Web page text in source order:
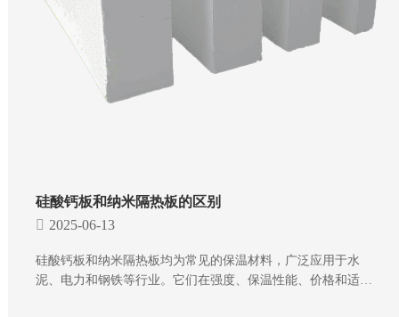
硅酸钙板和纳米隔热板的区别
2025-06-13
硅酸钙板和纳米隔热板均为常见的保温材料，广泛应用于水
泥、电力和钢铁等行业。它们在强度、保温性能、价格和适用